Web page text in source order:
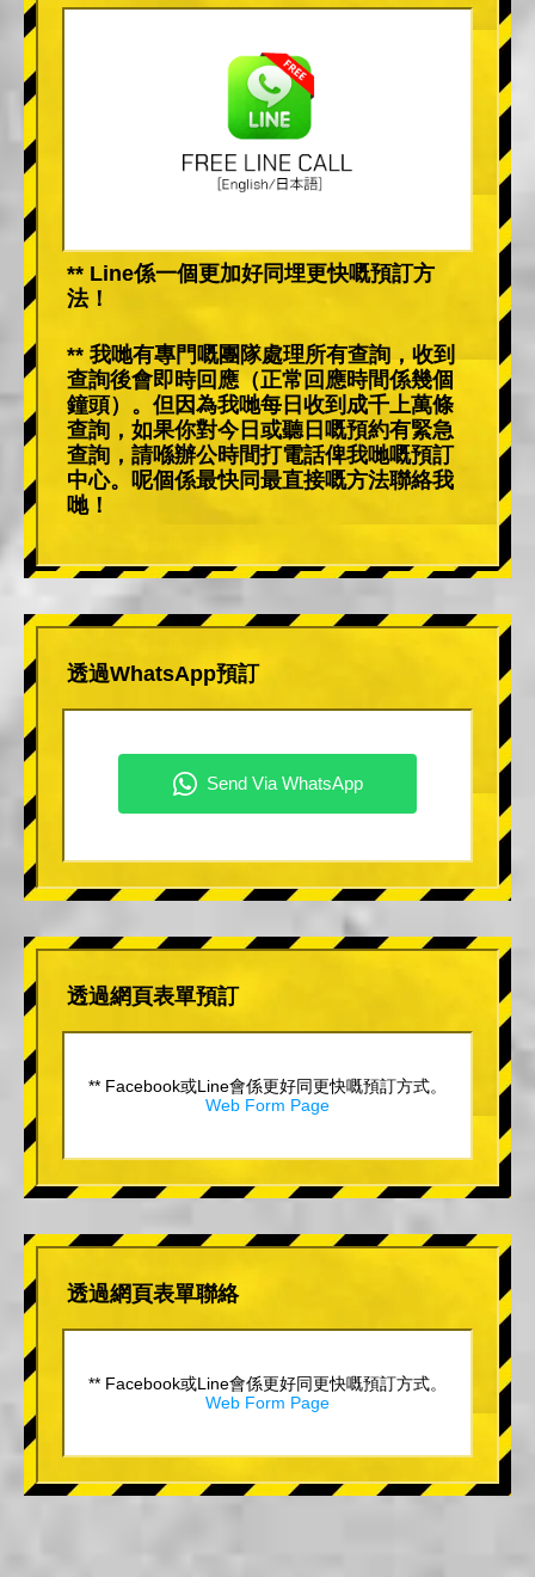
** Line係一個更加好同埋更快嘅預訂方
法！
** 我哋有專門嘅團隊處理所有查詢，收到
查詢後會即時回應（正常回應時間係幾個
鐘頭）。但因為我哋每日收到成千上萬條
查詢，如果你對今日或聽日嘅預約有緊急
查詢，請喺辦公時間打電話俾我哋嘅預訂
中心。呢個係最快同最直接嘅方法聯絡我
哋！
透過WhatsApp預訂
透過網頁表單預訂
** Facebook或Line會係更好同更快嘅預訂方式。
Web Form Page
透過網頁表單聯絡
** Facebook或Line會係更好同更快嘅預訂方式。
Web Form Page